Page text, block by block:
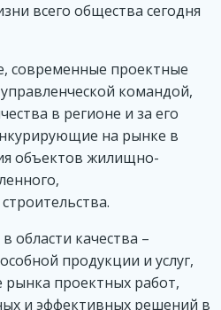
всего общества сегодня
современные проектные
командой,
в регионе и за его
на рынке в
объектов жилищно-
области качества –
продукции и услуг,
проектных работ,
и эффективных решений в